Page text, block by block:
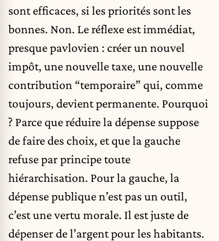
sont efficaces, si les priorités sont les
bonnes. Non. Le réflexe est immédiat,
presque pavlovien : créer un nouvel
impôt, une nouvelle taxe, une nouvelle
contribution “temporaire” qui, comme
toujours, devient permanente. Pourquoi
? Parce que réduire la dépense suppose
de faire des choix, et que la gauche
refuse par principe toute
hiérarchisation. Pour la gauche, la
dépense publique n’est pas un outil,
c’est une vertu morale. Il est juste de
dépenser de l’argent pour les habitants.